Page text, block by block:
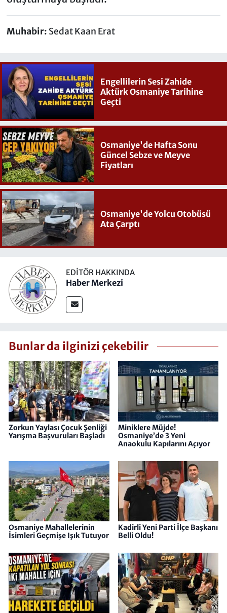
Muhabir: Sedat Kaan Erat
Engellilerin Sesi Zahide
Aktürk Osmaniye Tarihine
Geçti
Osmaniye'de Hafta Sonu
Güncel Sebze ve Meyve
Fiyatları
Osmaniye'de Yolcu Otobüsü
Ata Çarptı
EDITÖR HAKKINDA
Haber Merkezi
Bunlar da ilginizi çekebilir
Zorkun Yaylası Çocuk Şenliği
Yarışma Başvuruları Başladı
Miniklere Müjde!
Osmaniye’de 3 Yeni
Anaokulu Kapılarını Açıyor
Osmaniye Mahallelerinin
İsimleri Geçmişe Işık Tutuyor
Kadirli Yeni Parti İlçe Başkanı
Belli Oldu!